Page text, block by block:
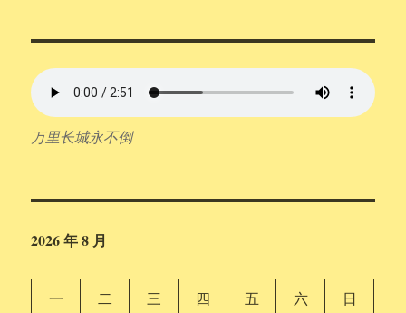
万里长城永不倒
2026 年 8 月
一 二 三 四 五 六
日